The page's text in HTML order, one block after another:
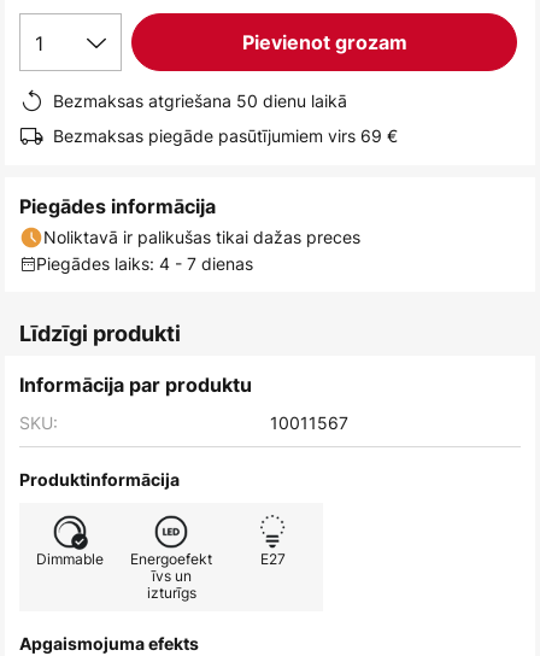
1 Pievienot grozam
Bezmaksas atgriešana 50 dienu laikā
Bezmaksas piegāde pasūtījumiem virs 69 €
Piegādes informācija
Noliktavā ir palikušas tikai dažas preces
Piegādes laiks: 4 - 7 dienas
Līdzīgi produkti
Informācija par produktu
SKU: 10011567
Produktinformācija
Dimmable
Energoefekt
īvs un
izturīgs
E27
Apgaismojuma efekts